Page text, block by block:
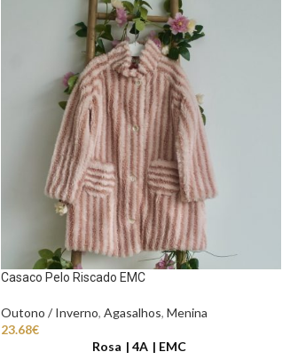
Casaco Pelo Riscado EMC
Outono / Inverno, Agasalhos, Menina
23.68€
Rosa
4A EMC